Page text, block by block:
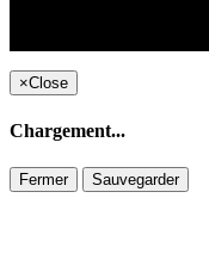
×Close
Chargement...
Fermer Sauvegarder